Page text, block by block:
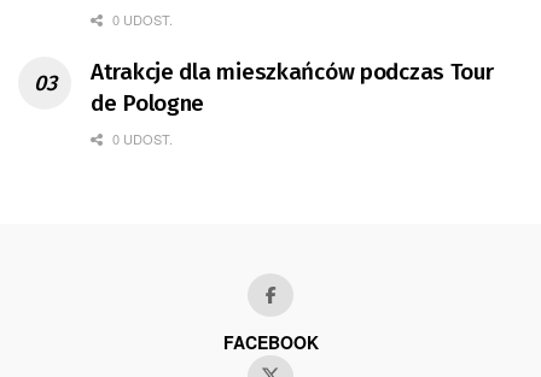
0 UDOST.
Atrakcje dla mieszkańców podczas Tour
de Pologne
0 UDOST.
FACEBOOK